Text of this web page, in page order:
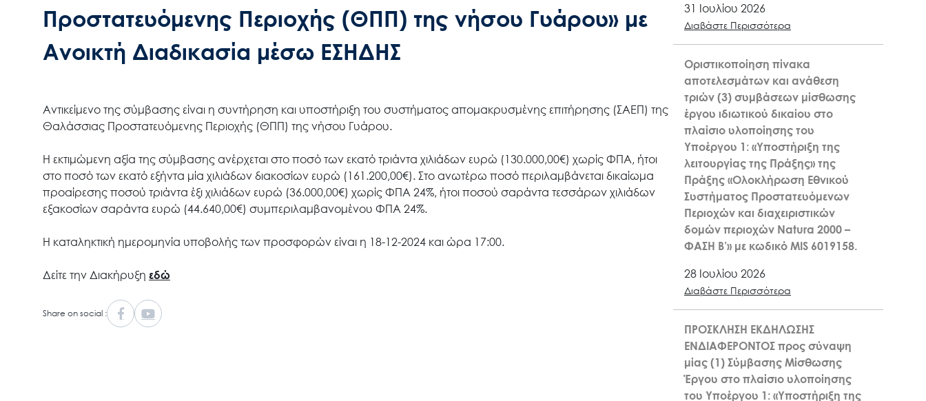
Προστατευόμενης Περιοχής (ΘΠΠ) της νήσου Γυάρου» με
Ανοικτή Διαδικασία μέσω ΕΣΗΔΗΣ
Αντικείμενο της σύμβασης είναι η συντήρηση και υποστήριξη του συστήματος απομακρυσμένης επιτήρησης (ΣΑΕΠ) της
Θαλάσσιας Προστατευόμενης Περιοχής (ΘΠΠ) της νήσου Γυάρου.
Η εκτιμώμενη αξία της σύμβασης ανέρχεται στο ποσό των εκατό τριάντα χιλιάδων ευρώ (130.000,00€) χωρίς ΦΠΑ, ήτοι
στο ποσό των εκατό εξήντα μία χιλιάδων διακοσίων ευρώ (161.200,00€). Στο ανωτέρω ποσό περιλαμβάνεται δικαίωμα
προαίρεσης ποσού τριάντα έξι χιλιάδων ευρώ (36.000,00€) χωρίς ΦΠΑ 24%, ήτοι ποσού σαράντα τεσσάρων χιλιάδων
εξακοσίων σαράντα ευρώ (44.640,00€) συμπεριλαμβανομένου ΦΠΑ 24%.
Η καταληκτική ημερομηνία υποβολής των προσφορών είναι η 18-12-2024 και ώρα 17:00.
Δείτε την Διακήρυξη εδώ
Share on social :
31 Ιουλίου 2026
Διαβάστε Περισσότερα
Οριστικοποίηση πίνακα
αποτελεσμάτων και ανάθεση
τριών (3) συμβάσεων μίσθωσης
έργου ιδιωτικού δικαίου στο
πλαίσιο υλοποίησης του
Υποέργου 1: «Υποστήριξη της
λειτουργίας της Πράξης» της
Πράξης «Ολοκλήρωση Εθνικού
Συστήματος Προστατευόμενων
Περιοχών και διαχειριστικών
δομών περιοχών Natura 2000 –
ΦΑΣΗ Β’» με κωδικό MIS 6019158.
28 Ιουλίου 2026
Διαβάστε Περισσότερα
ΠΡΟΣΚΛΗΣΗ ΕΚΔΗΛΩΣΗΣ
ΕΝΔΙΑΦΕΡΟΝΤΟΣ προς σύναψη
μίας (1) Σύμβασης Μίσθωσης
Έργου στο πλαίσιο υλοποίησης
του Υποέργου 1: «Υποστήριξη της